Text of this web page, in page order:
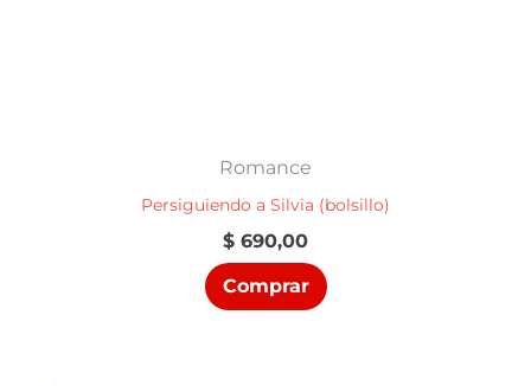
Romance
Persiguiendo a Silvia (bolsillo)
$ 690,00
Comprar